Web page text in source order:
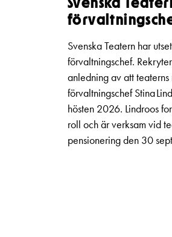
Svenska Teatern har
förvaltningschef.
anledning av att teaterns
förvaltningschef Stina
hösten 2026. Lindroos
roll och är verksam vid
pensionering den 30